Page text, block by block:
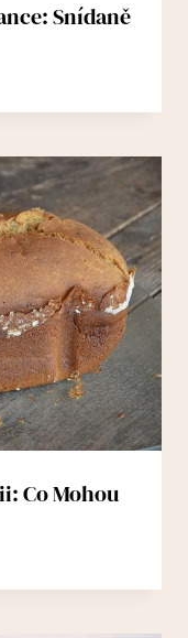
Snídaně
Co Mohou